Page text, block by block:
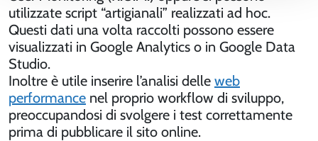
utilizzate script “artigianali” realizzati ad hoc.
Questi dati una volta raccolti possono essere
visualizzati in Google Analytics o in Google Data
Studio.
Inoltre è utile inserire l’analisi delle web
performance nel proprio workflow di sviluppo,
preoccupandosi di svolgere i test correttamente
prima di pubblicare il sito online.